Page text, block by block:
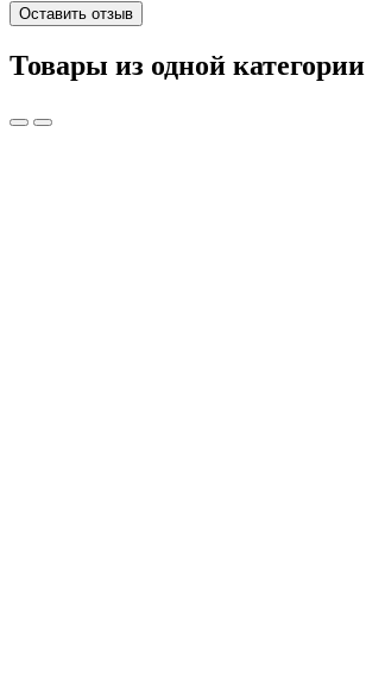
Оставить отзыв
Товары из одной категории